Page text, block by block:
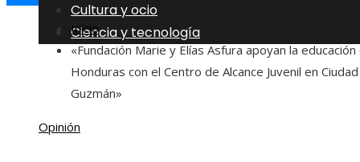
Cultura y ocio
Ciencia y tecnología
Inicio
«Fundación Marie y Elías Asfura apoyan la educación
Honduras con el Centro de Alcance Juvenil en Ciudad
Guzmán»
Opinión